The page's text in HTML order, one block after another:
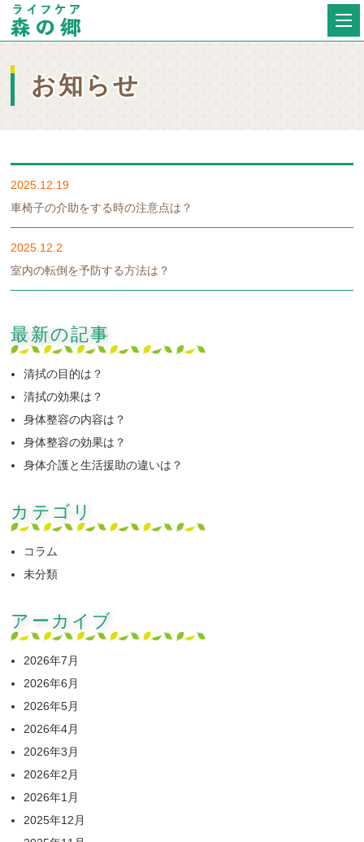
お知らせ
2025.12.19
車椅子の介助をする時の注意点は？
2025.12.2
室内の転倒を予防する方法は？
最新の記事
清拭の目的は？
清拭の効果は？
身体整容の内容は？
身体整容の効果は？
身体介護と生活援助の違いは？
カテゴリ
コラム
未分類
アーカイブ
2026年7月
2026年6月
2026年5月
2026年4月
2026年3月
2026年2月
2026年1月
2025年12月